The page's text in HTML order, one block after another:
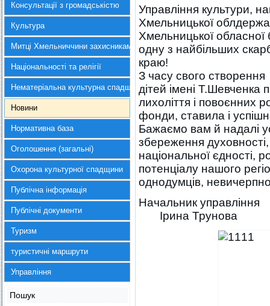
Консультації з громадськістю
Культура
Митці Хмельниччини захисникам України
Національності та релігії
Нематеріальна культурна спадщина
Новини
Нормативна база
Оголошення (загальні)
Охорона культурної спадщини
Публічна інформація
Публічні документи
Туризм
туристичні маршрути
Управління
Пошук
Управління культури,
Хмельницької
Хмельницької обласної
одну з найбільших
краю!
З часу свого
дітей імені
лихоліття і повоєнних
фонди, ставила і
Бажаємо вам й надалі
збереження
національної єдності,
потенціалу нашого
однодумців,
Ірина Трунова